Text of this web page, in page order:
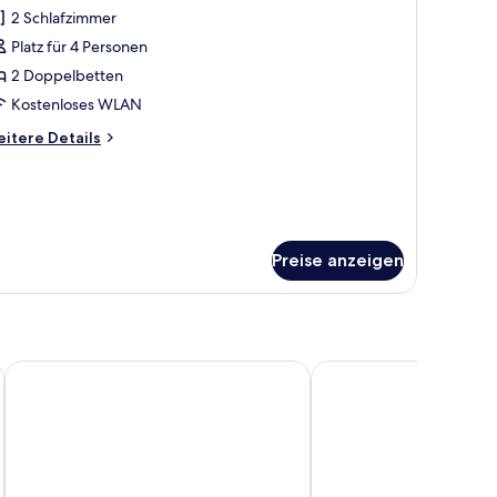
2 Schlafzimmer
Platz für 4 Personen
2 Doppelbetten
Kostenloses WLAN
Details
Preise anzeigen
Åhus Brygga Apartment Hotel Araslöv Golf & Resort